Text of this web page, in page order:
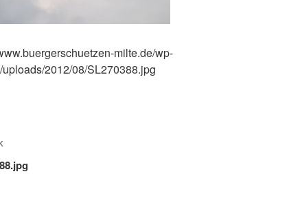
milte.de/wp-
2012/08/SL270388.jpg